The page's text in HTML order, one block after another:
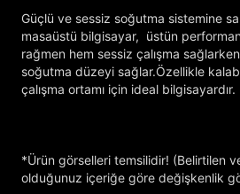
Güçlü ve sessiz soğutma sistemine
masaüstü bilgisayar, üstün
rağmen hem sessiz çalışma
soğutma düzeyi sağlar.Özellikle
çalışma ortamı için ideal bilgisayardır.
*Ürün görselleri temsilidir! (Belirtilen
olduğunuz içeriğe göre değişkenlik